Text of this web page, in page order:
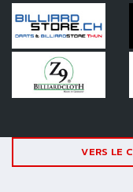
VERS LE